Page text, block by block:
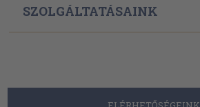
SZOLGÁLTATÁSAINK